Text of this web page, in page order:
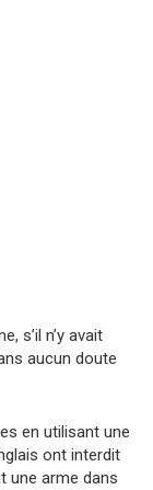
s’il n’y avait
aucun doute
en utilisant une
ont interdit
une arme dans